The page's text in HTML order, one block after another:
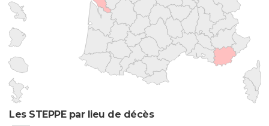
Les STEPPE par lieu de décès